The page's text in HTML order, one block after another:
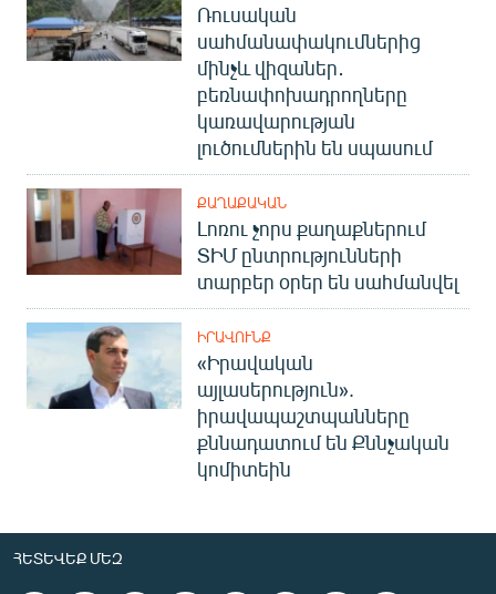
Ռուսական
սահմանափակումներից
մինչև վիզաներ․
բեռնափոխադրողները
կառավարության
լուծումներին են սպասում
ՔԱՂԱՔԱԿԱՆ
Լոռու չորս քաղաքներում
ՏԻՄ ընտրությունների
տարբեր օրեր են սահմանվել
ԻՐԱՎՈՒՆՔ
«Իրավական
այլասերություն».
իրավապաշտպանները
քննադատում են Քննչական
կոմիտեին
ՀԵՏԵՎԵՔ ՄԵԶ